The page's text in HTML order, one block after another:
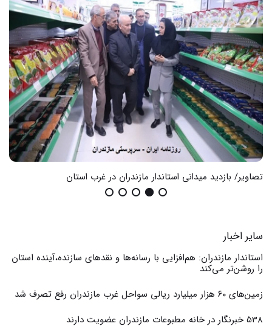
تصاویر/ بازدید میدانی استاندار مازندران در غرب استان
سایر اخبار
استاندار مازندران: هم‌افزایی با رسانه‌ها و نقدهای سازنده،آینده استان
را روشن‌تر می‌کند
زمین‌های ۶۰ هزار میلیارد ریالی سواحل غرب مازندران رفع تصرف شد
538 خبرنگار در خانه مطبوعات مازندران عضویت دارند